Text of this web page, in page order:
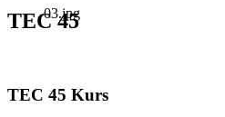
03.jpg
TEC 45
TEC 45 Kurs